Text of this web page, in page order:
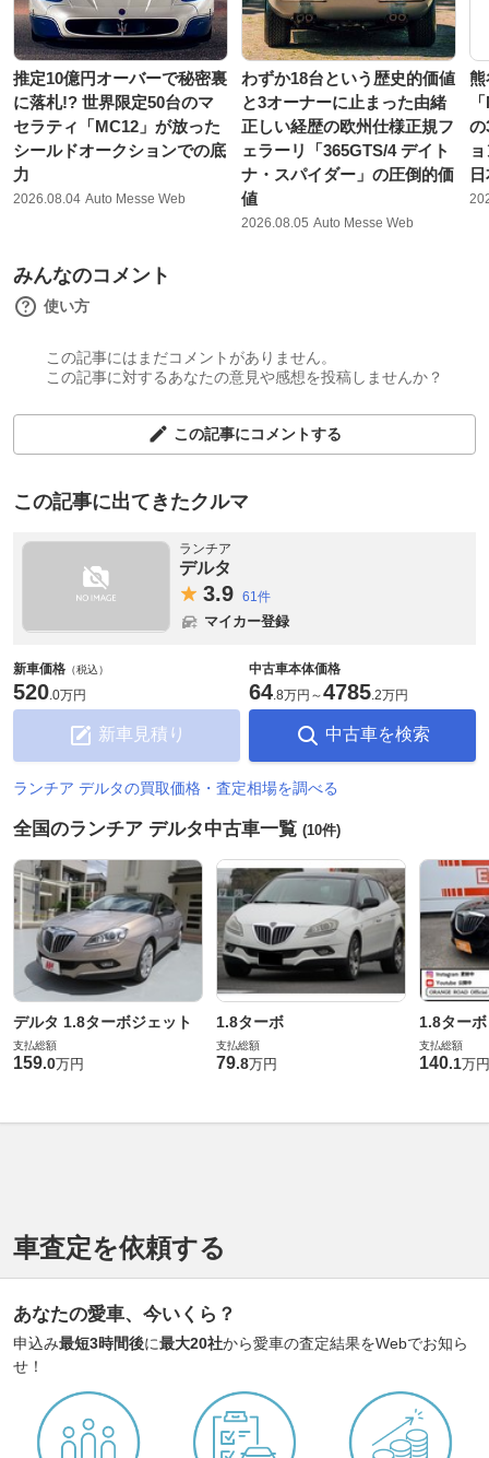
推定10億円オーバーで秘密裏
に落札!? 世界限定50台のマ
セラティ「MC12」が放った
シールドオークションでの底
力
2026.08.04 Auto Messe Web
わずか18台という歴史的価値
と3オーナーに止まった由緒
正しい経歴の欧州仕様正規フ
ェラーリ「365GTS/4 デイト
ナ・スパイダー」の圧倒的価
値
2026.08.05 Auto Messe Web
熊
みんなのコメント
使い方
この記事にはまだコメントがありません。
この記事に対するあなたの意見や感想を投稿しませんか？
この記事にコメントする
この記事に出てきたクルマ
ランチア
デルタ
3.9 61件
マイカー登録
新車価格 （税込）
520.0万円
新車見積り
中古車本体価格
64.8万円 ～4785.2万円
中古車を検索
ランチア デルタの買取価格・査定相場を調べる
全国のランチア デルタ中古車一覧 (10件)
デルタ 1.8ターボジェット
支払総額
159.0万円
1.8ターボ
支払総額
79.8万円
1.8ターボ
支払総額
140.1万円
車査定を依頼する
あなたの愛車、今いくら？
申込み最短3時間後に最大20社から愛車の査定結果をWebでお知ら
せ！